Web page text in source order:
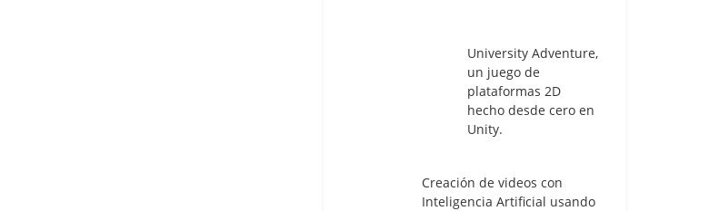
University Adventure,
un juego de
plataformas 2D
hecho desde cero en
Unity.
Creación de videos con
Inteligencia Artificial usando